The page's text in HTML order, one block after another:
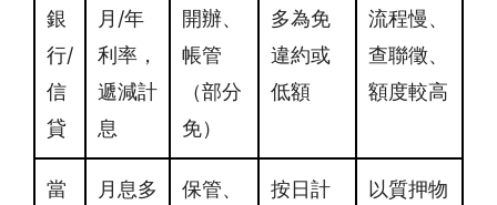
銀
行/
信
貸
月/年
利率，
遞減計
息
開辦、
帳管
（部分
免）
多為免
違約或
低額
流程慢、
查聯徵、
額度較高
當
月息多
保管、
按日計
以質押物